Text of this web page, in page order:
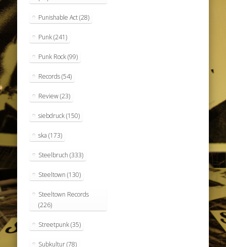
Punishable Act(28)
Punk(241)
Punk Rock(99)
Records(54)
Review(23)
siebdruck(150)
ska (173)
Steelbruch (333)
Steeltown (130)
Steeltown Records
(226)
Streetpunk(35)
Subkultur(78)